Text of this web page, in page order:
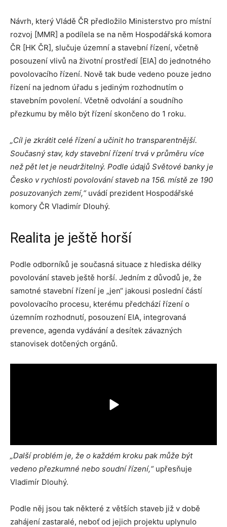
Návrh, který Vládě ČR předložilo Ministerstvo pro místní
rozvoj [MMR] a podílela se na něm Hospodářská komora
ČR [HK ČR], slučuje územní a stavební řízení, včetně
posouzení vlivů na životní prostředí [EIA] do jednotného
povolovacího řízení. Nově tak bude vedeno pouze jedno
řízení na jednom úřadu s jediným rozhodnutím o
stavebním povolení. Včetně odvolání a soudního
přezkumu by mělo být řízení skončeno do 1 roku.
„Cíl je zkrátit celé řízení a učinit ho transparentnější.
Současný stav, kdy stavební řízení trvá v průměru více
než pět let je neudržitelný. Podle údajů Světové banky je
Česko v rychlosti povolování staveb na 156. místě ze 190
posuzovaných zemí,“ uvádí prezident Hospodářské
komory ČR Vladimír Dlouhý.
Realita je ještě horší
Podle odborníků je současná situace z hlediska délky
povolování staveb ještě horší. Jedním z důvodů je, že
samotné stavební řízení je „jen“ jakousi poslední částí
povolovacího procesu, kterému předchází řízení o
územním rozhodnutí, posouzení EIA, integrovaná
prevence, agenda vydávání a desítek závazných
stanovisek dotčených orgánů.
„Další problém je, že o každém kroku pak může být
vedeno přezkumné nebo soudní řízení,“ upřesňuje
Vladimír Dlouhý.
Podle něj jsou tak některé z větších staveb již v době
zahájení zastaralé, neboť od jejich projektu uplynulo